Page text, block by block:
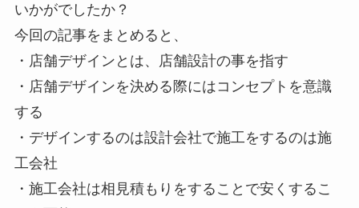
いかがでしたか？
今回の記事をまとめると、
・店舗デザインとは、店舗設計の事を指す
・店舗デザインを決める際にはコンセプトを意識
する
・デザインするのは設計会社で施工をするのは施
工会社
・施工会社は相見積もりをすることで安くするこ